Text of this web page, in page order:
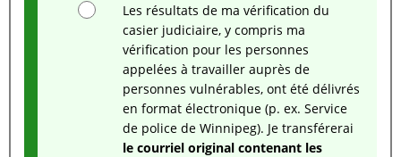
Les résultats de ma vérification du
casier judiciaire, y compris ma
vérification pour les personnes
appelées à travailler auprès de
personnes vulnérables, ont été délivrés
en format électronique (p. ex. Service
de police de Winnipeg). Je transférerai
le courriel original contenant les